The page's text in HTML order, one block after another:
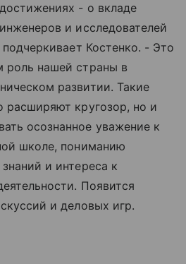
- о вкладе
и исследователей
Костенко. - Это
роль нашей страны в
развитии. Такие
расширяют кругозор, но и
осознанное уважение к
школе, пониманию
и интереса к
Появится
и деловых игр.